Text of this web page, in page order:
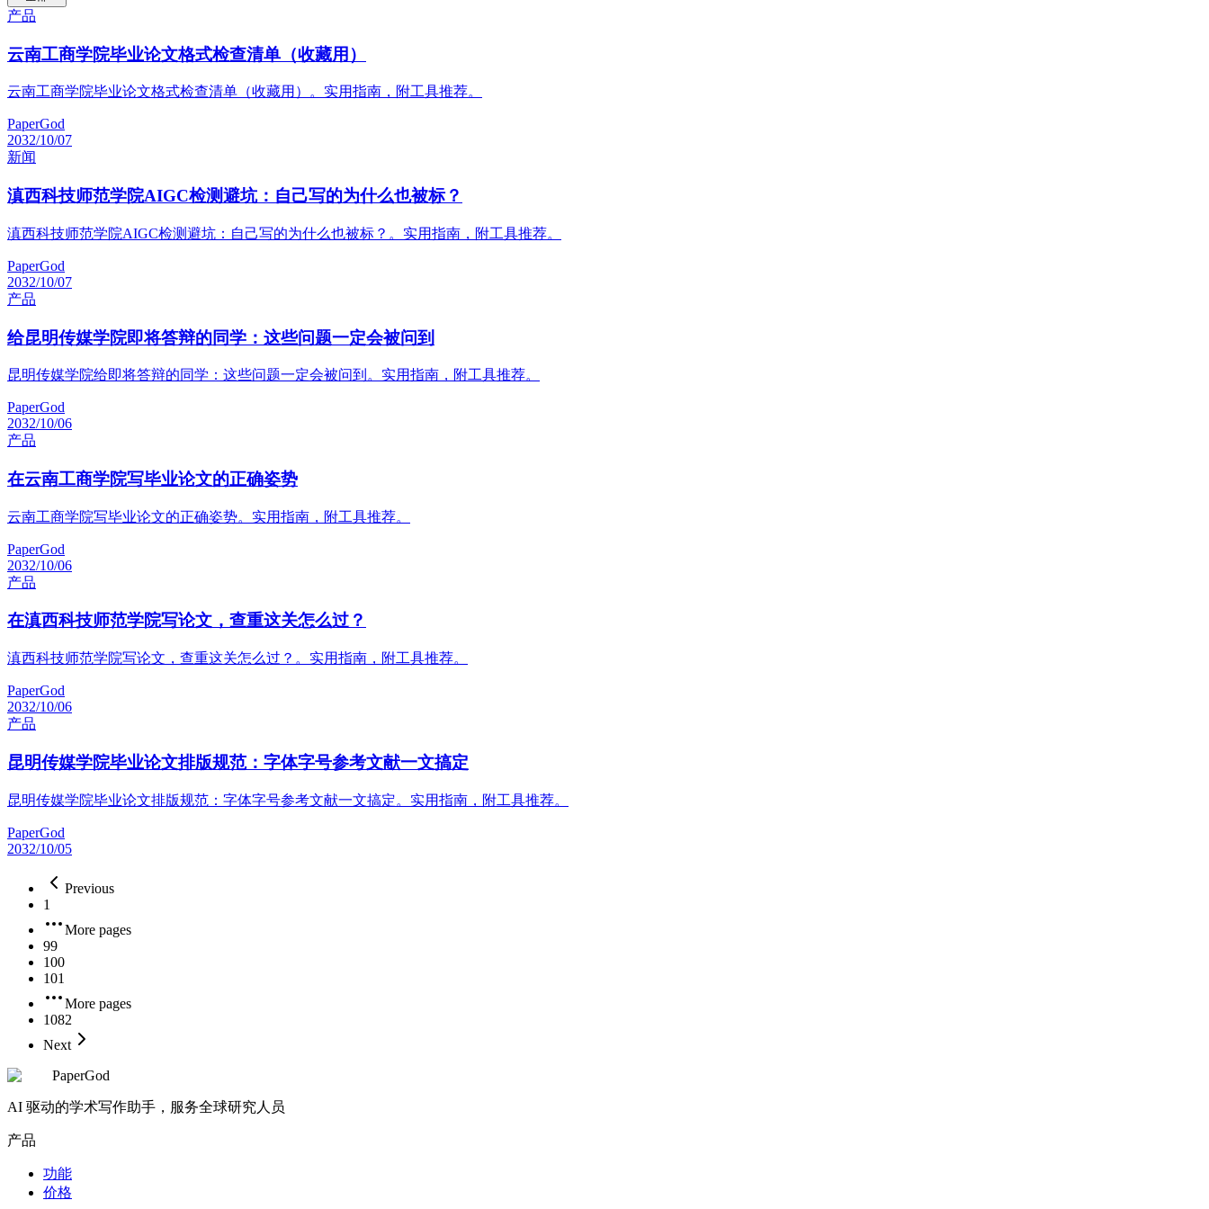
产品
云南工商学院毕业论文格式检查清单（收藏用）
云南工商学院毕业论文格式检查清单（收藏用）。实用指南，附工具推荐。
PaperGod
2032/10/07
新闻
滇西科技师范学院AIGC检测避坑：自己写的为什么也被标？
滇西科技师范学院AIGC检测避坑：自己写的为什么也被标？。实用指南，附工具推荐。
PaperGod
2032/10/07
产品
给昆明传媒学院即将答辩的同学：这些问题一定会被问到
昆明传媒学院给即将答辩的同学：这些问题一定会被问到。实用指南，附工具推荐。
PaperGod
2032/10/06
产品
在云南工商学院写毕业论文的正确姿势
云南工商学院写毕业论文的正确姿势。实用指南，附工具推荐。
PaperGod
2032/10/06
产品
在滇西科技师范学院写论文，查重这关怎么过？
滇西科技师范学院写论文，查重这关怎么过？。实用指南，附工具推荐。
PaperGod
2032/10/06
产品
昆明传媒学院毕业论文排版规范：字体字号参考文献一文搞定
昆明传媒学院毕业论文排版规范：字体字号参考文献一文搞定。实用指南，附工具推荐。
PaperGod
2032/10/05
Previous
1
More pages
99
100
101
More pages
1082
Next
PaperGod
AI 驱动的学术写作助手，服务全球研究人员
产品
功能
价格